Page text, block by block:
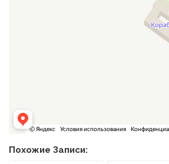
Похожие Записи: